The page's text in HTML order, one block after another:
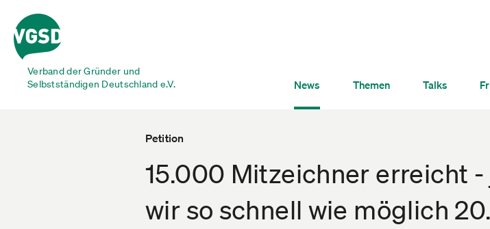
Verband der Gründer und
Selbstständigen Deutschland e.V.
News Themen Talks
Petition
15.000 Mitzeichner erreicht
wir so schnell wie möglich